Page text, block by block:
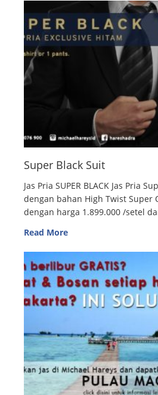
Super Black Suit
Jas Pria SUPER BLACK Jas Pria
dengan bahan High Twist Super
dengan harga 1.899.000 /setel
Read More